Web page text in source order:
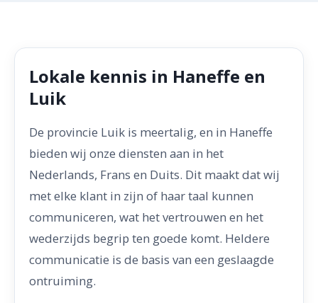
Lokale kennis in Haneffe en
Luik
De provincie Luik is meertalig, en in Haneffe
bieden wij onze diensten aan in het
Nederlands, Frans en Duits. Dit maakt dat wij
met elke klant in zijn of haar taal kunnen
communiceren, wat het vertrouwen en het
wederzijds begrip ten goede komt. Heldere
communicatie is de basis van een geslaagde
ontruiming.